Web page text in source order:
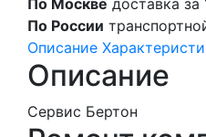
По России
Описание
Описание
Сервис Бертон